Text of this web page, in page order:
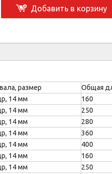
Добавить в корзину
размер
Общая
14 мм
160
14 мм
250
14 мм
280
14 мм
360
14 мм
400
14 мм
160
14 мм
250